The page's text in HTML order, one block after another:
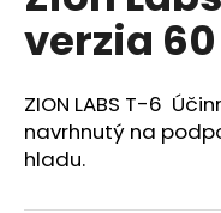
z
hvězdiček.
verzia
ZION LABS T-6
navrhnutý na
hladu.
a
j
í
t
?